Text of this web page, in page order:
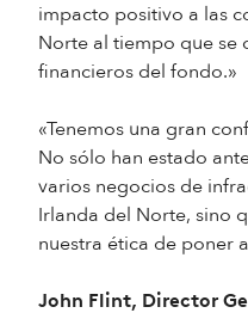
impacto positivo a las
Norte al tiempo que se
financieros del fondo.»
«Tenemos una gran
No sólo han estado
varios negocios de
Irlanda del Norte, sino
nuestra ética de poner
John Flint, Director